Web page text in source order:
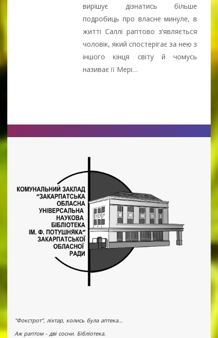
вирішує дізнатись більше
подробиць про власне минуле, в
житті Саллі раптово з’являється
чоловік, який спостерігає за нею з
іншого кінця світу й чомусь
називає її Мері…
"Фокстрот", ліхтар, колись була аптека...
Аж раптом - дві сосни. Бібліотека.